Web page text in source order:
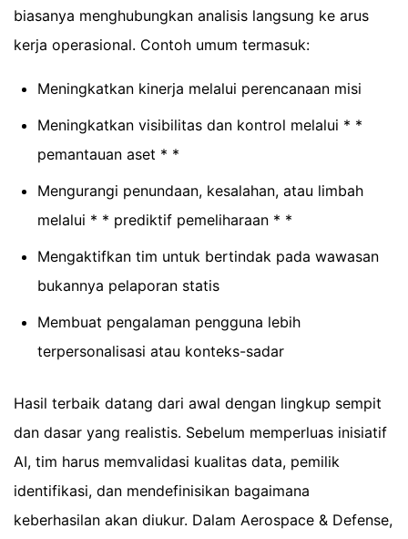
biasanya menghubungkan analisis langsung ke arus
kerja operasional. Contoh umum termasuk:
Meningkatkan kinerja melalui perencanaan misi
Meningkatkan visibilitas dan kontrol melalui * *
pemantauan aset * *
Mengurangi penundaan, kesalahan, atau limbah
melalui * * prediktif pemeliharaan * *
Mengaktifkan tim untuk bertindak pada wawasan
bukannya pelaporan statis
Membuat pengalaman pengguna lebih
terpersonalisasi atau konteks-sadar
Hasil terbaik datang dari awal dengan lingkup sempit
dan dasar yang realistis. Sebelum memperluas inisiatif
AI, tim harus memvalidasi kualitas data, pemilik
identifikasi, dan mendefinisikan bagaimana
keberhasilan akan diukur. Dalam Aerospace & Defense,